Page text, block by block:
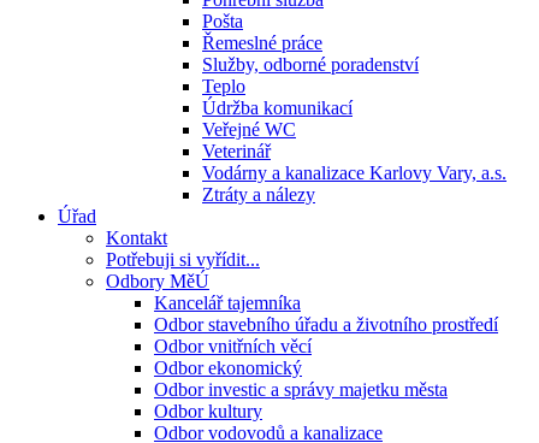
Pošta
Řemeslné práce
Služby, odborné poradenství
Teplo
Údržba komunikací
Veřejné WC
Veterinář
Vodárny a kanalizace Karlovy Vary, a.s.
Ztráty a nálezy
Úřad
Kontakt
Potřebuji si vyřídit...
Odbory MěÚ
Kancelář tajemníka
Odbor stavebního úřadu a životního prostředí
Odbor vnitřních věcí
Odbor ekonomický
Odbor investic a správy majetku města
Odbor kultury
Odbor vodovodů a kanalizace